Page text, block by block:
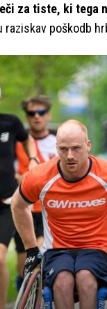
za tiste, ki tega
poškodb